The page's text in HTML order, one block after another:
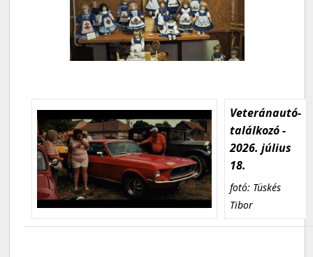
Veteránautó-
találkozó -
2026. július
18.
fotó: Tüskés
Tibor